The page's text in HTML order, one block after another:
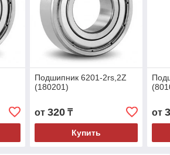
Подшипник 6201-2rs,2Z
(180201)
от 320₸
Купить
от